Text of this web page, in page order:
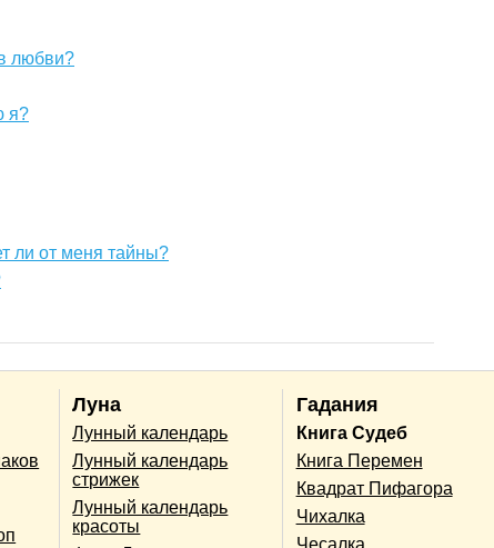
любви?
я?
ли от меня тайны?
Луна
Лунный календарь
Лунный календарь
стрижек
Лунный календарь
красоты
Гадания
Книга Судеб
Книга Перемен
Квадрат Пифагора
Чихалка